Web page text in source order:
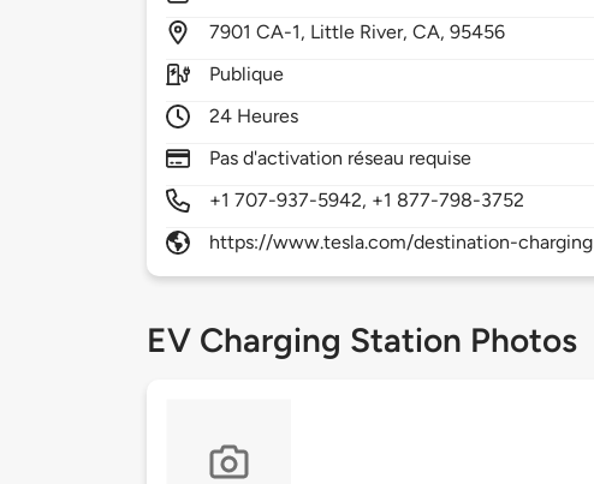
7901CA-1, Little River,CA,95456
Publique
24 Heures
Pas d'activation réseau requise
+1 707-937-5942, +1 877-798-3752
https://www.tesla.com/destination-charging
EV Charging Station Photos